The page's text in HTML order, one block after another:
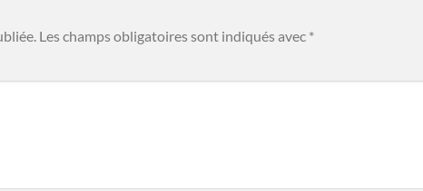
Les champs obligatoires sont indiqués avec *